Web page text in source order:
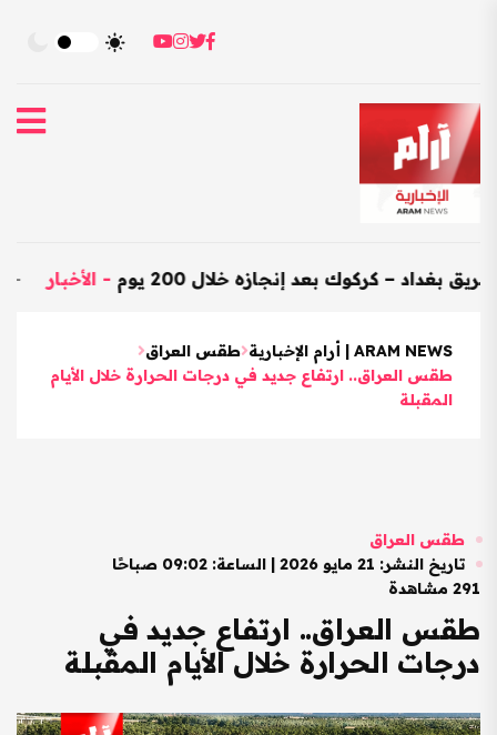
العراق - كركوك بعد إنجازه خلال 200 يوم -الأخبار
ARAM NEWS | أرام الإخبارية
طقس العراق
طقس العراق.. ارتفاع جديد في درجات الحرارة خلال الأيام
المقبلة
طقس العراق
تاريخ النشر: 21 مايو 2026 | الساعة: 09:02 صباحًا
291 مشاهدة
طقس العراق.. ارتفاع جديد في
درجات الحرارة خلال الأيام المقبلة